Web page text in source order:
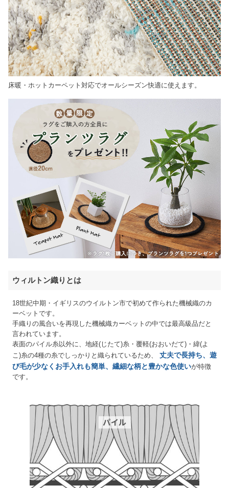
床暖・ホットカーペット対応でオールシーズン快適に使えます。
ウィルトン織りとは
18世紀中期・イギリスのウイルトン市で初めて作られた機械織のカ
ーベットです。
手織りの風合いを再現した機械織カーベットの中では最高級品だと
言われています。
表面のパイル糸以外に、地経(じたて)糸・覆軽(おおいだて)・緯(よ
こ)糸の4種の糸でしっかりと織られているため、 丈夫で長持ち、遊
び毛が少なくお手入れも簡単、繊細な柄と豊かな色使いが特徴
です。